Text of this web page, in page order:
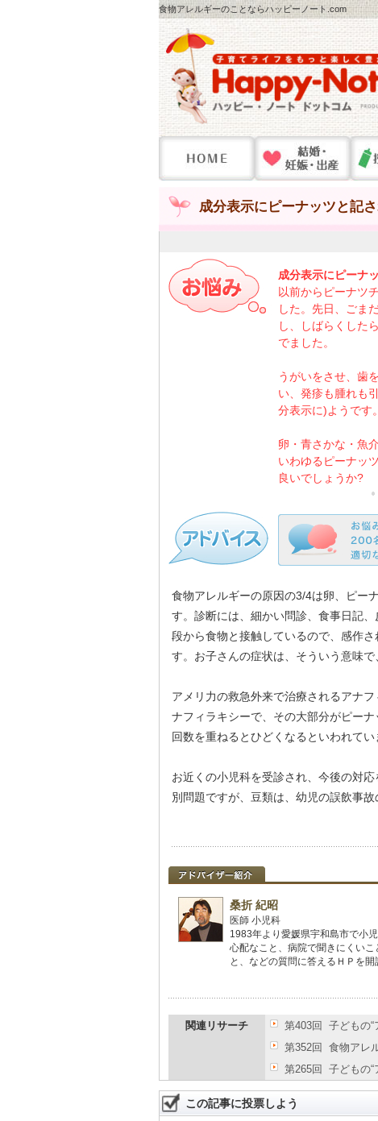
食物アレルギーのことならハッピーノート.com
成分表示にピーナッツと記
成分表示にピーナ
以前からピーナツ
した。先日、ごま
し、しばらくした
でました。
うがいをさせ、歯
い、発疹も腫れも
分表示に)ようです。
卵・青さかな・魚
いわゆるピーナッ
良いでしょうか?
食物アレルギーの原因の3/4は卵、ピー
す。診断には、細かい問診、食事日記
段から食物と接触しているので、感作
す。お子さんの症状は、そういう意味
アメリ力の救急外来で治療されるアナ
ナフィラキシーで、その大部分がピー
回数を重ねるとひどくなるといわれてい
お近くの小児科を受診され、今後の対応
別問題ですが、豆類は、幼児の誤飲事故
桑折 紀昭
医師 小児科
1983年より愛媛県宇和島市で小
心配なこと、病院で聞きにくい
と、などの質問に答えるＨＰを
関連リサーチ
第403回 子どもの“
第352回 食物アレ
第265回 子どもの“
この記事に投票しよう